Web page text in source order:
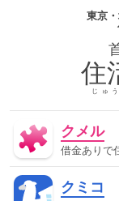
があってローン審
借金があっ
金があって審査に通
借金
債
危険負担
原価法
取引事例比較法
行
固定資産税
地権
容積率
東京
住
じゅ
クメル
借金ありで
クミコ